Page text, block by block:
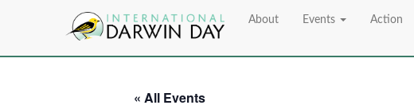
About Events Action
« All Events